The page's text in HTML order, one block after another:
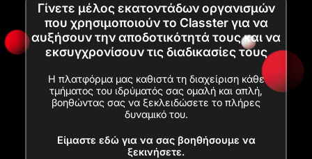
Γίνετε μέλος εκατοντάδων οργανισμών
που χρησιμοποιούν το Classter για να
αυξήσουν την αποδοτικότητά τους και να
εκσυγχρονίσουν τις διαδικασίες τους
Η πλατφόρμα μας καθιστά τη διαχείριση κάθε
τμήματος του ιδρύματός σας ομαλή και απλή,
βοηθώντας σας να ξεκλειδώσετε το πλήρες
δυναμικό του.
Είμαστε εδώ για να σας βοηθήσουμε να
ξεκινήσετε.